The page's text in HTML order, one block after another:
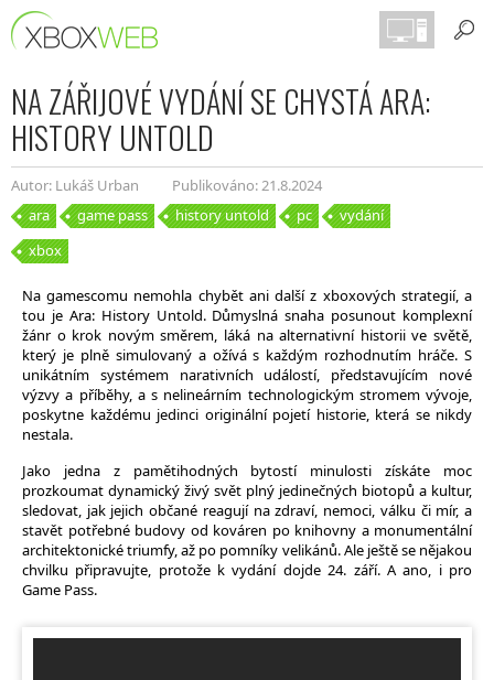
NA ZÁŘIJOVÉ VYDÁNÍ SE CHYSTÁ ARA:
HISTORY UNTOLD
Autor: Lukáš Urban
Publikováno: 21.8.2024
ara
game pass history untold pc
vydání
xbox
Na gamescomu nemohla chybět ani další z xboxových strategií, a
tou je Ara: History Untold. Důmyslná snaha posunout komplexní
žánr o krok novým směrem, láká na alternativní historii ve světě,
který je plně simulovaný a ožívá s každým rozhodnutím hráče. S
unikátním systémem narativních událostí, představujícím nové
výzvy a příběhy, a s nelineárním technologickým stromem vývoje,
poskytne každému jedinci originální pojetí historie, která se nikdy
nestala.
Jako jedna z pamětihodných bytostí minulosti získáte moc
prozkoumat dynamický živý svět plný jedinečných biotopů a kultur,
sledovat, jak jejich občané reagují na zdraví, nemoci, válku či mír, a
stavět potřebné budovy od kováren po knihovny a monumentální
architektonické triumfy, až po pomníky velikánů. Ale ještě se nějakou
chvilku připravujte, protože k vydání dojde 24. září. A ano, i pro
Game Pass.